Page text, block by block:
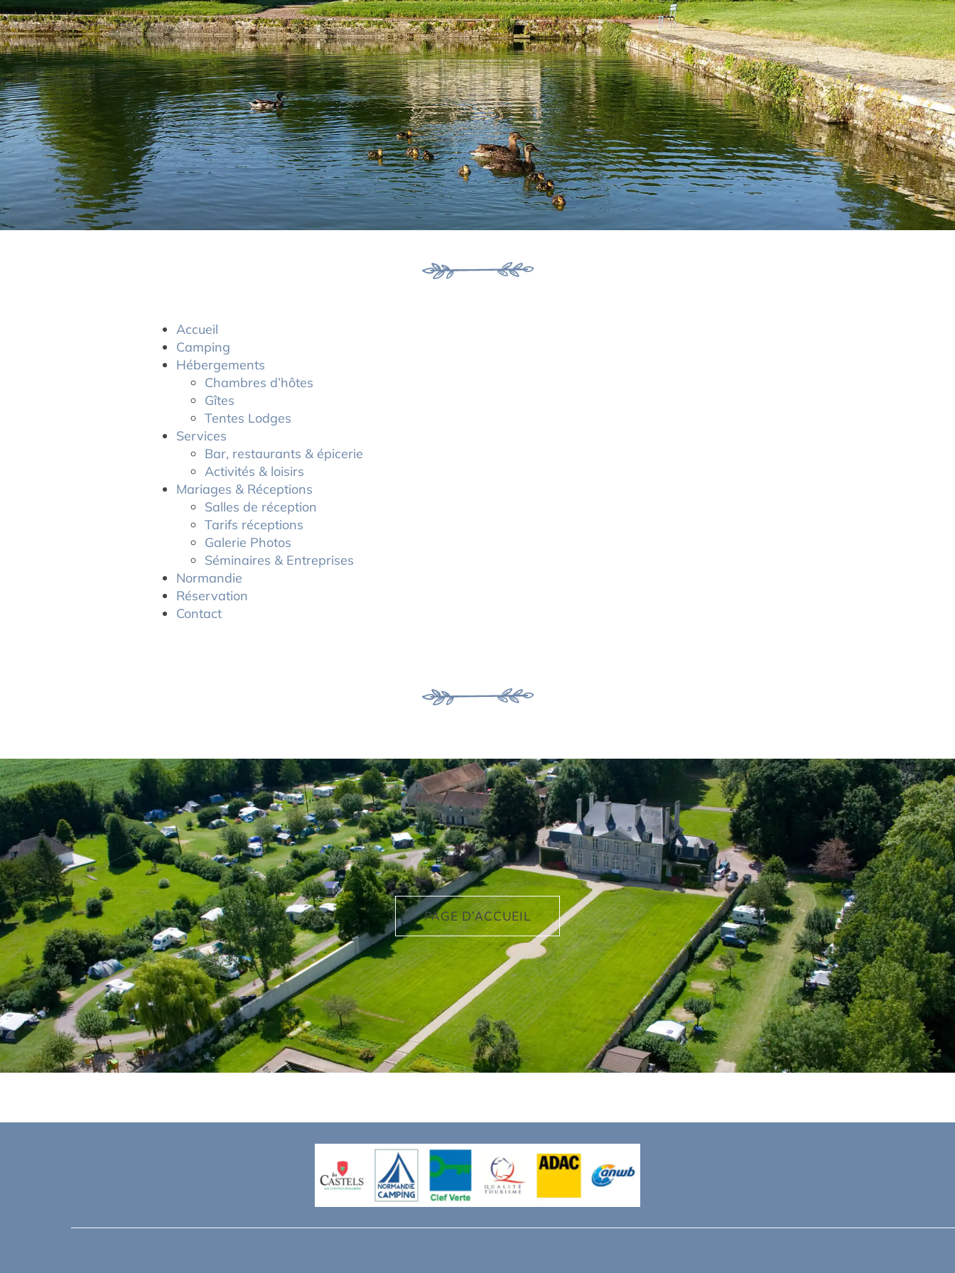
Accueil
Camping
Hébergements
Chambres d’hôtes
Gîtes
Tentes Lodges
Services
Bar, restaurants & épicerie
Activités & loisirs
Mariages & Réceptions
Salles de réception
Tarifs réceptions
Galerie Photos
Séminaires & Entreprises
Normandie
Réservation
Contact
PAGE D’ACCUEIL